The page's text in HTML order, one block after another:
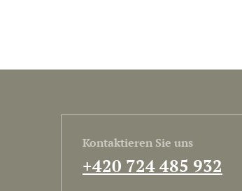
Kontaktieren Sie uns
+420 724 485 932